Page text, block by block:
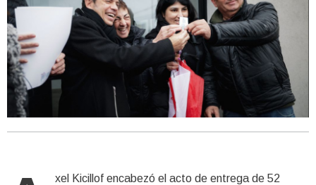
xel Kicillof encabezó el acto de entrega de 52